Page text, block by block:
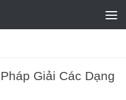
Giải Các Dạng